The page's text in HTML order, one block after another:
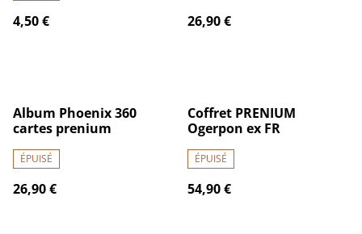
4,50 € 26,90 €
Album Phoenix 360
cartes prenium
ÉPUISÉ
26,90 €
Coffret PRENIUM
Ogerpon ex FR
ÉPUISÉ
54,90 €